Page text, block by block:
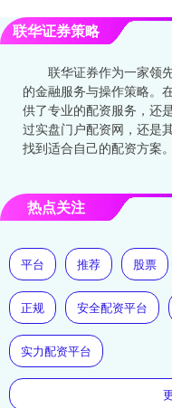
联华证券策略
联华证券作为一家领
的金融服务与操作策略。
供了专业的配资服务，还
过实盘门户配资网，还是
找到适合自己的配资方案。
热点关注
平台 推荐 股票
正规 安全配资平台
实力配资平台